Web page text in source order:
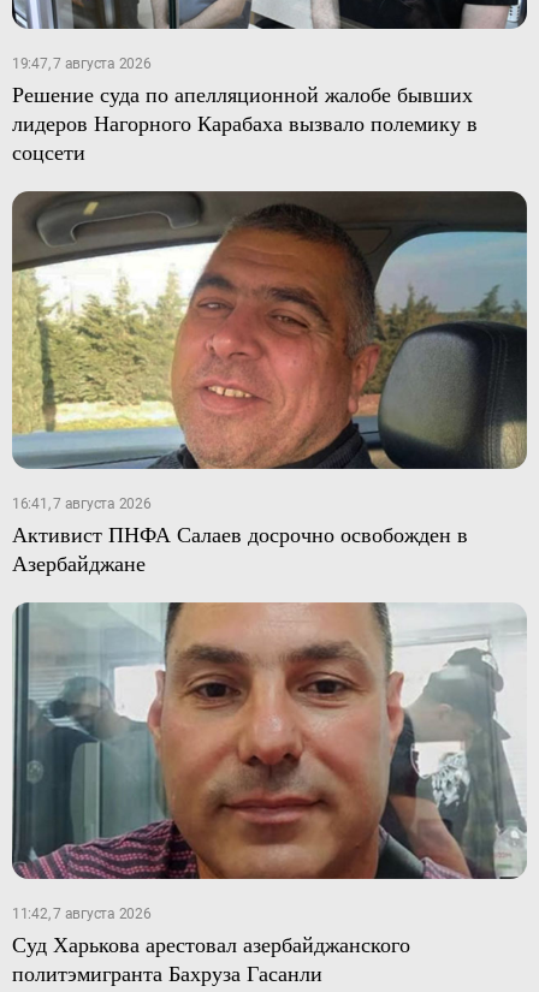
19:47, 7 августа 2026
Решение суда по апелляционной жалобе бывших
лидеров Нагорного Карабаха вызвало полемику в
соцсети
16:41, 7 августа 2026
Активист ПНФА Салаев досрочно освобожден в
Азербайджане
11:42, 7 августа 2026
Суд Харькова арестовал азербайджанского
политэмигранта Бахруза Гасанли